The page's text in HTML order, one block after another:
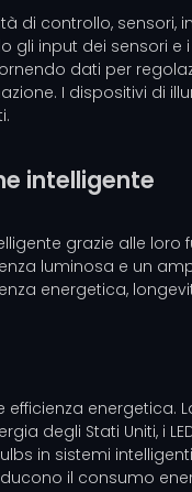
di controllo,
input dei sensori
dati per
I dispositivi di
intelligente
grazie alle
luminosa e un
energetica,
degli Stati Uniti, i
in sistemi
il consumo